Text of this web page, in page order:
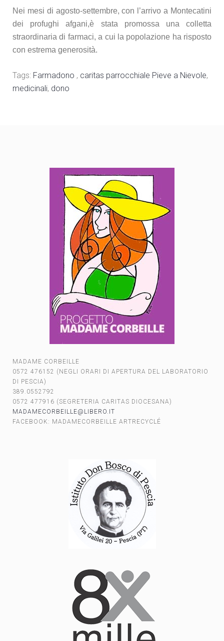
Nei mesi di agosto-settembre, con l’arrivo a Montecatini
dei profughi afgani,è stata promossa una colletta
straordinaria di farmaci, a cui la popolazione ha risposto
con estrema generosità.
Tags: Farmadono , caritas parrocchiale Pieve a Nievole,
medicinali, dono
MADAME CORBEILLE
0572 476152 (NEGLI ORARI DI APERTURA DEL LABORATORIO
DI PESCIA)
389.0552792
0572 477916 (SEGRETERIA CARITAS DIOCESANA)
MADAMECORBEILLE@LIBERO.IT
FACEBOOK: MADAMECORBEILLE ARTRECYCLÉ